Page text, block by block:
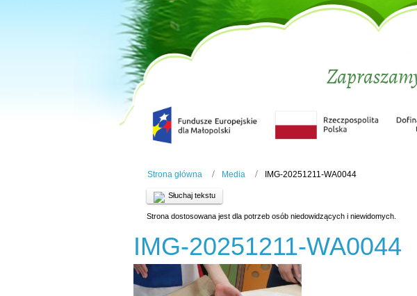
Strona główna Media IMG-20251211-WA0044
Słuchaj tekstu
Strona dostosowana jest dla potrzeb osób niedowidzących i niewidomych.
IMG-20251211-WA0044